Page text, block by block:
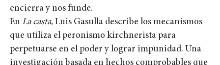
encierra y nos funde.
En La casta, Luis Gasulla describe los mecanismos
que utiliza el peronismo kirchnerista para
perpetuarse en el poder y lograr impunidad. Una
investigación basada en hechos comprobables que